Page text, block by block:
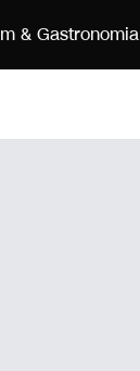
& Gastronomia